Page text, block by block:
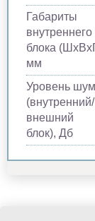
Габариты
внутреннего
блока
мм
Уровень
(внутренний/
внешний
блок), Дб